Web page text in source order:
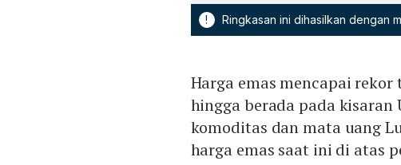
! Ringkasan ini dihasilkan dengan
Harga emas mencapai
hingga berada pada kisaran
komoditas dan mata uang
harga emas saat ini di atas